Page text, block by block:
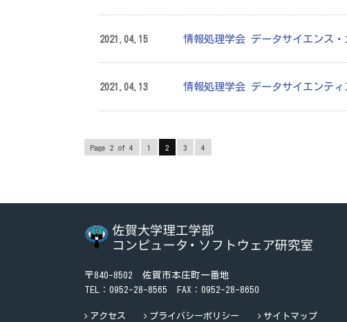
2021.04.15 情報処理学会 データサイエンス・
2021.04.13 情報処理学会 データサイエンティ
Page 2 of 4 1 2 3 4
〒840-8502 佐賀市本庄町一番地
TEL： 0952-28-8565 FAX：0952-28-8650
アクセス プライバシーポリシー サイトマップ